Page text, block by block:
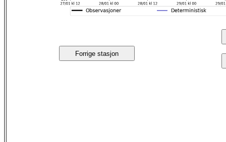
Forrige stasjon